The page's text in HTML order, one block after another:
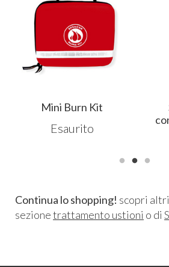
Mini Burn Kit
Esaurito
Continua lo shopping! scopri
sezionetrattamento ustioni o di